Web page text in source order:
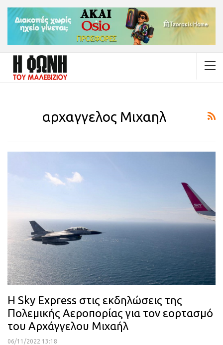
αρχαγγελος Μιχαηλ
Η Sky Express στις εκδηλώσεις της
Πολεμικής Αεροπορίας για τον εορτασμό
του Αρχάγγελου Μιχαήλ
06/11/2022 13:18